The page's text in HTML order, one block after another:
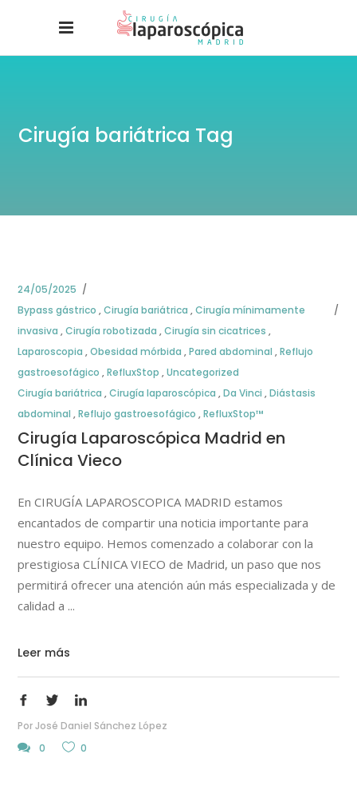
Cirugía bariátrica Tag
24/05/2025
Bypass gástrico ,Cirugía bariátrica ,Cirugía mínimamente
invasiva ,Cirugía robotizada ,Cirugía sin cicatrices ,
Laparoscopia ,Obesidad mórbida ,Pared abdominal ,Reflujo
gastroesofágico ,RefluxStop ,Uncategorized
Cirugía bariátrica ,Cirugía laparoscópica ,Da Vinci ,Diástasis
abdominal ,Reflujo gastroesofágico ,RefluxStop™
Cirugía Laparoscópica Madrid en
Clínica Vieco
En CIRUGÍA LAPAROSCOPICA MADRID estamos
encantados de compartir una noticia importante para
nuestro equipo. Hemos comenzado a colaborar con la
prestigiosa CLÍNICA VIECO de Madrid, un paso que nos
permitirá ofrecer una atención aún más especializada y de
calidad a
Leer más
PorJosé Daniel Sánchez López
0
0